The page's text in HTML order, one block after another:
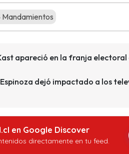
Mandamientos
apareció en la franja
dejó impactado a los
en Google Discover
directamente en tu feed.